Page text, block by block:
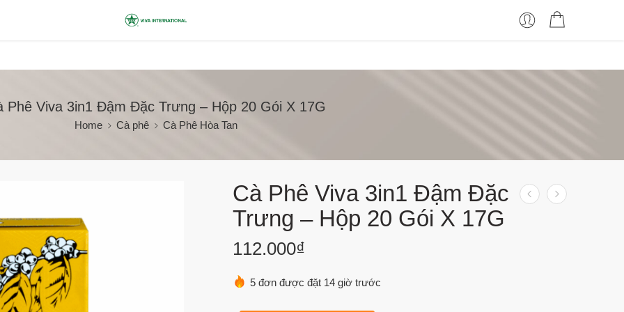
Phê Viva 3in1 Đậm Đặc Trưng – Hộp 20 Gói X 17G
Home Cà phê Cà Phê Hòa Tan
Cà Phê Viva 3in1 Đậm Đặc
Trưng – Hộp 20 Gói X 17G
112.000₫
5 đơn được đặt 14 giờ trước